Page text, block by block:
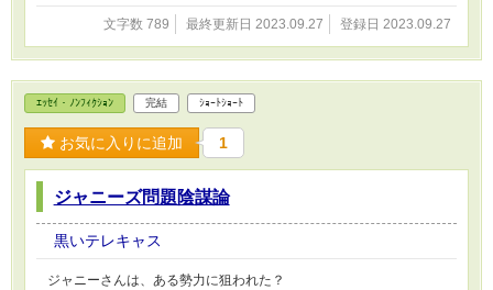
文字数 789 最終更新日 2023.09.27 登録日 2023.09.27
ｴｯｾｲ・ﾉﾝﾌｨｸｼｮﾝ 完結 ｼｮｰﾄｼｮｰﾄ
お気に入りに追加 1
ジャニーズ問題陰謀論
黒いテレキャス
ジャニーさんは、ある勢力に狙われた？